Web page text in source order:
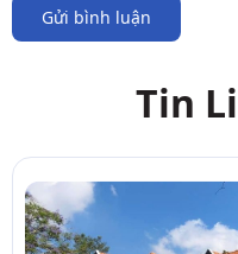
Gửi bình luận
Tin